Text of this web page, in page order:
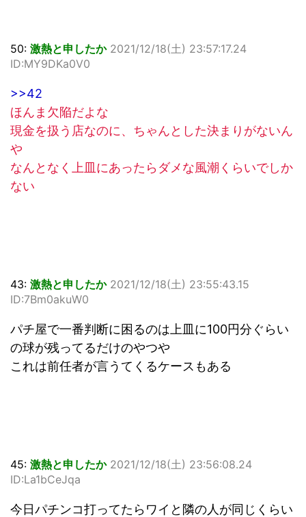
50: 激熱と申したか 2021/12/18(土) 23:57:17.24
ID:MY9DKa0V0
>>42
ほんま欠陥だよな
現金を扱う店なのに、ちゃんとした決まりがないん
や
なんとなく上皿にあったらダメな風潮くらいでしか
ない
43: 激熱と申したか 2021/12/18(土) 23:55:43.15
ID:7Bm0akuW0
パチ屋で一番判断に困るのは上皿に100円分ぐらい
の球が残ってるだけのやつや
これは前任者が言うてくるケースもある
45: 激熱と申したか 2021/12/18(土) 23:56:08.24
ID:La1bCeJqa
今日パチンコ打ってたらワイと隣の人が同じくらい